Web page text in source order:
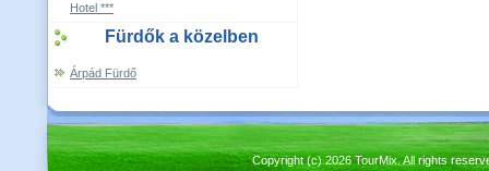
Hotel ***
Fürdők a közelben
Árpád Fürdő
Copyright (c) 2026 TourMix. All rights